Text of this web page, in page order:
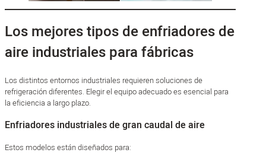
Los mejores tipos de enfriadores de
aire industriales para fábricas
Los distintos entornos industriales requieren soluciones de
refrigeración diferentes. Elegir el equipo adecuado es esencial para
la eficiencia a largo plazo.
Enfriadores industriales de gran caudal de aire
Estos modelos están diseñados para: